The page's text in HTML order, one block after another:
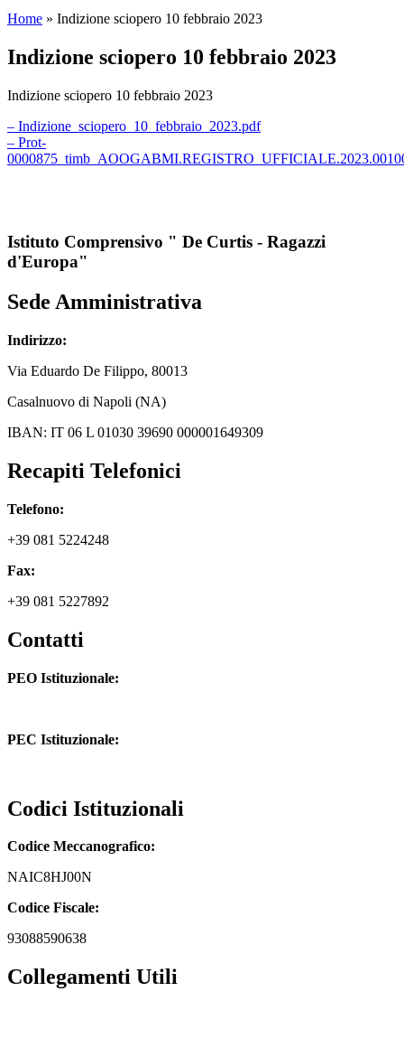
Home » Indizione sciopero 10 febbraio 2023
Indizione sciopero 10 febbraio 2023
Indizione sciopero 10 febbraio 2023
– Indizione_sciopero_10_febbraio_2023.pdf
– Prot-
Istituto Comprensivo " De Curtis - Ragazzi
d'Europa"
Sede Amministrativa
Indirizzo:
Via Eduardo De Filippo, 80013
Casalnuovo di Napoli (NA)
IBAN: IT 06 L 01030 39690 000001649309
Recapiti Telefonici
Telefono:
+39 081 5224248
Fax:
+39 081 5227892
Contatti
PEO Istituzionale:
PEC Istituzionale:
Codici Istituzionali
Codice Meccanografico:
NAIC8HJ00N
Codice Fiscale:
93088590638
Collegamenti Utili